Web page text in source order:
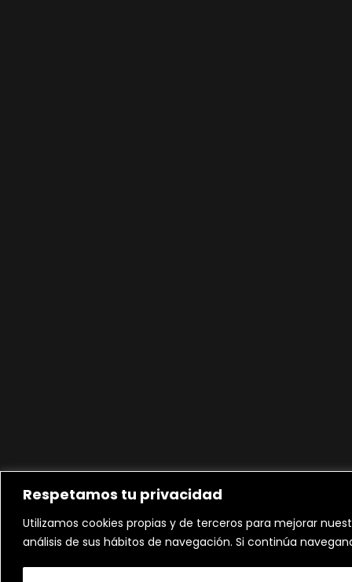
Respetamos tu privacidad
Utilizamos cookies propias y de terceros para mejorar
análisis de sus hábitos de navegación. Si continúa